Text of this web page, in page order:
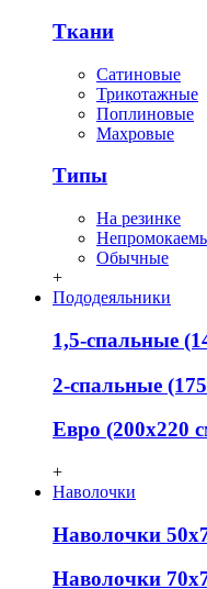
Ткани
Сатиновые
Трикотажные
Поплиновые
Махровые
Типы
На резинке
Обычные
+
Пододеяльники
1,5-спальные
2-спальные
Евро (200х220
+
Наволочки
Наволочки
Наволочки